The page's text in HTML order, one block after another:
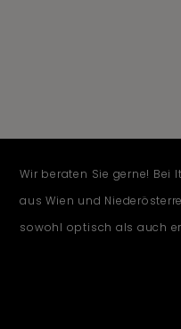
Wir beraten Sie gerne! Bei
aus Wien und
sowohl optisch als auch